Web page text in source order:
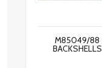
M85049/88
BACKSHELLS